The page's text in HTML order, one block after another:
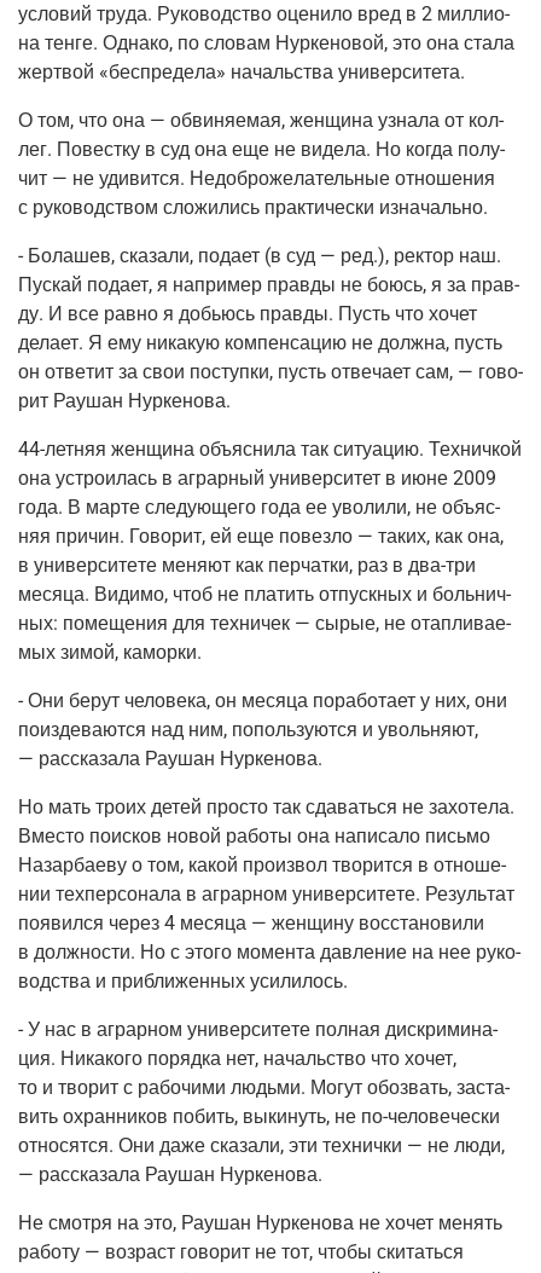
усло­вий тру­да. Руко­вод­ство оце­ни­ло вред в 2 мил­ли­о­
на тен­ге. Одна­ко, по сло­вам Нур­ке­но­вой, это она ста­ла
жерт­вой «бес­пре­де­ла» началь­ства университета.
О том, что она — обви­ня­е­мая, жен­щи­на узна­ла от кол­
лег. Повест­ку в суд она еще не виде­ла. Но когда полу­
чит — не уди­вит­ся. Недоб­ро­же­ла­тель­ные отно­ше­ния
с руко­вод­ством сло­жи­лись прак­ти­че­ски изначально.
- Бола­шев, ска­за­ли, пода­ет (в суд — ред.), рек­тор наш.
Пус­кай пода­ет, я напри­мер прав­ды не боюсь, я за прав­
ду. И все рав­но я добьюсь прав­ды. Пусть что хочет
дела­ет. Я ему ника­кую ком­пен­са­цию не долж­на, пусть
он отве­тит за свои поступ­ки, пусть отве­ча­ет сам, — гово­
рит Рау­шан Нуркенова.
44-лет­няя жен­щи­на объ­яс­ни­ла так ситу­а­цию. Тех­нич­кой
она устро­и­лась в аграр­ный уни­вер­си­тет в июне 2009
года. В мар­те сле­ду­ю­ще­го года ее уво­ли­ли, не объ­яс­
няя при­чин. Гово­рит, ей еще повез­ло — таких, как она,
в уни­вер­си­те­те меня­ют как пер­чат­ки, раз в два-три
меся­ца. Види­мо, чтоб не пла­тить отпуск­ных и боль­нич­
ных: поме­ще­ния для тех­ни­чек — сырые, не отап­ли­ва­е­
мых зимой, каморки.
- Они берут чело­ве­ка, он меся­ца пора­бо­та­ет у них, они
поиз­де­ва­ют­ся над ним, пополь­зу­ют­ся и уволь­ня­ют,
— рас­ска­за­ла Рау­шан Нуркенова.
Но мать тро­их детей про­сто так сда­вать­ся не захо­те­ла.
Вме­сто поис­ков новой рабо­ты она напи­са­ло пись­мо
Назар­ба­е­ву о том, какой про­из­вол тво­рит­ся в отно­ше­
нии тех­пер­со­на­ла в аграр­ном уни­вер­си­те­те. Резуль­тат
появил­ся через 4 меся­ца — жен­щи­ну вос­ста­но­ви­ли
в долж­но­сти. Но с это­го момен­та дав­ле­ние на нее руко­
вод­ства и при­бли­жен­ных усилилось.
- У нас в аграр­ном уни­вер­си­те­те пол­ная дис­кри­ми­на­
ция. Ника­ко­го поряд­ка нет, началь­ство что хочет,
то и тво­рит с рабо­чи­ми людь­ми. Могут обо­звать, заста­
вить охран­ни­ков побить, выки­нуть, не по-чело­ве­че­ски
отно­сят­ся. Они даже ска­за­ли, эти тех­нич­ки — не люди,
— рас­ска­за­ла Рау­шан Нуркенова.
Не смот­ря на это, Рау­шан Нур­ке­но­ва не хочет менять
рабо­ту — воз­раст гово­рит не тот, что­бы ски­тать­ся